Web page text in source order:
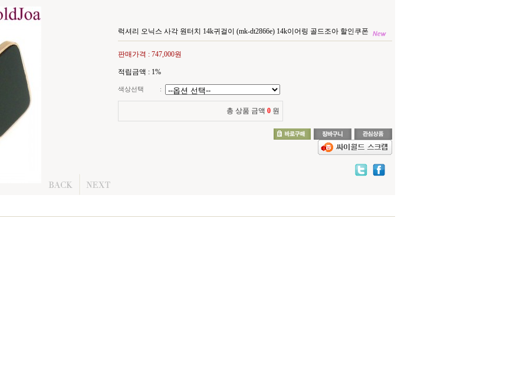
럭셔리 오닉스 사각 원터치 14k귀걸이 (mk-dt2866e) 14k이어링 골드조아 할인쿠폰
판매가격 : 747,000원
적립금액 : 1%
색상선택 :
총 상품 금액 0 원